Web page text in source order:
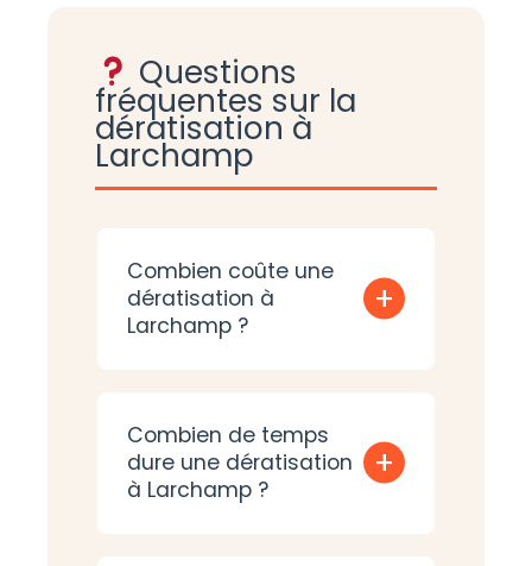
Questions
fréquentes sur la
dératisation à
Larchamp
Combien coûte une
dératisation à
Larchamp ?
+
Combien de temps
dure une dératisation
à Larchamp ?
+